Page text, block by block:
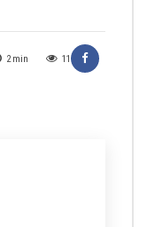
2 min 11